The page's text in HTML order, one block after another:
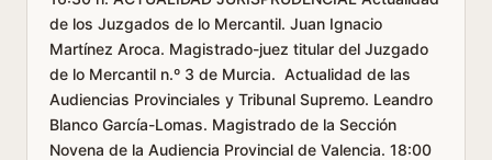
de los Juzgados de lo Mercantil. Juan Ignacio
Martínez Aroca. Magistrado-juez titular del Juzgado
de lo Mercantil n.º 3 de Murcia. Actualidad de las
Audiencias Provinciales y Tribunal Supremo. Leandro
Blanco García-Lomas. Magistrado de la Sección
Novena de la Audiencia Provincial de Valencia. 18:00